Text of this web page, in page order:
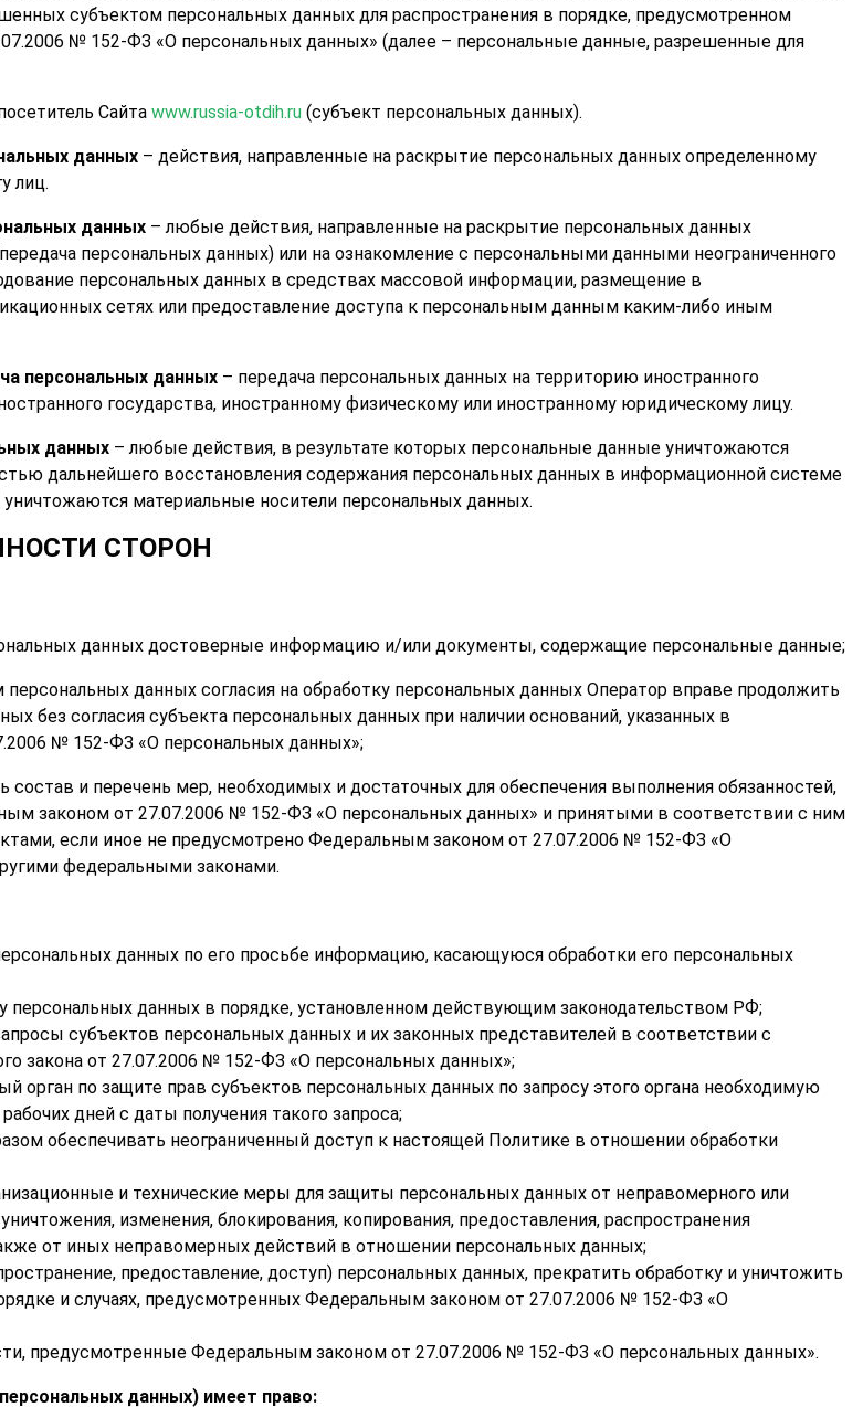
субъектом персональных данных для распространения в порядке, предусмотренном
№ 152-ФЗ «О персональных данных» (далее – персональные данные, разрешенные для
Сайта www.russia-otdih.ru (субъект персональных данных).
данных – действия, направленные на раскрытие персональных данных определенному
лиц.
данных – любые действия, направленные на раскрытие персональных данных
персональных данных) или на ознакомление с персональными данными неограниченного
персональных данных в средствах массовой информации, размещение в
сетях или предоставление доступа к персональным данным каким-либо иным
персональных данных – передача персональных данных на территорию иностранного
государства, иностранному физическому или иностранному юридическому лицу.
данных – любые действия, в результате которых персональные данные уничтожаются
дальнейшего восстановления содержания персональных данных в информационной системе
материальные носители персональных данных.
СТОРОН
данных достоверные информацию и/или документы, содержащие персональные данные;
данных согласия на обработку персональных данных Оператор вправе продолжить
без согласия субъекта персональных данных при наличии оснований, указанных в
№ 152-ФЗ «О персональных данных»;
состав и перечень мер, необходимых и достаточных для обеспечения выполнения обязанностей,
законом от 27.07.2006 № 152-ФЗ «О персональных данных» и принятыми в соответствии с ним
если иное не предусмотрено Федеральным законом от 27.07.2006 № 152-ФЗ «О
федеральными законами.
данных по его просьбе информацию, касающуюся обработки его персональных
персональных данных в порядке, установленном действующим законодательством РФ;
субъектов персональных данных и их законных представителей в соответствии с
закона от 27.07.2006 № 152-ФЗ «О персональных данных»;
орган по защите прав субъектов персональных данных по запросу этого органа необходимую
дней с даты получения такого запроса;
обеспечивать неограниченный доступ к настоящей Политике в отношении обработки
и технические меры для защиты персональных данных от неправомерного или
изменения, блокирования, копирования, предоставления, распространения
от иных неправомерных действий в отношении персональных данных;
предоставление, доступ) персональных данных, прекратить обработку и уничтожить
и случаях, предусмотренных Федеральным законом от 27.07.2006 № 152-ФЗ «О
предусмотренные Федеральным законом от 27.07.2006 № 152-ФЗ «О персональных данных».
данных) имеет право: